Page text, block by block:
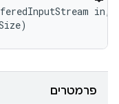
in,
פרמטרים